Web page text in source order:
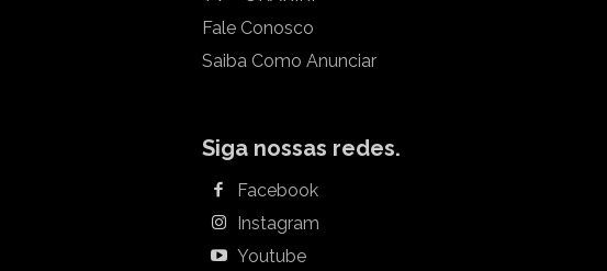
Fale Conosco
Saiba Como Anunciar
Siga nossas redes.
Facebook
Instagram
Youtube